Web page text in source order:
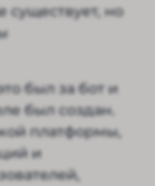
существует, но
был за бот и
был создан.
платформы,
и